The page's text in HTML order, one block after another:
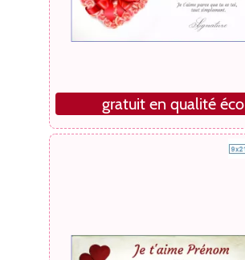
gratuit en qualité éco